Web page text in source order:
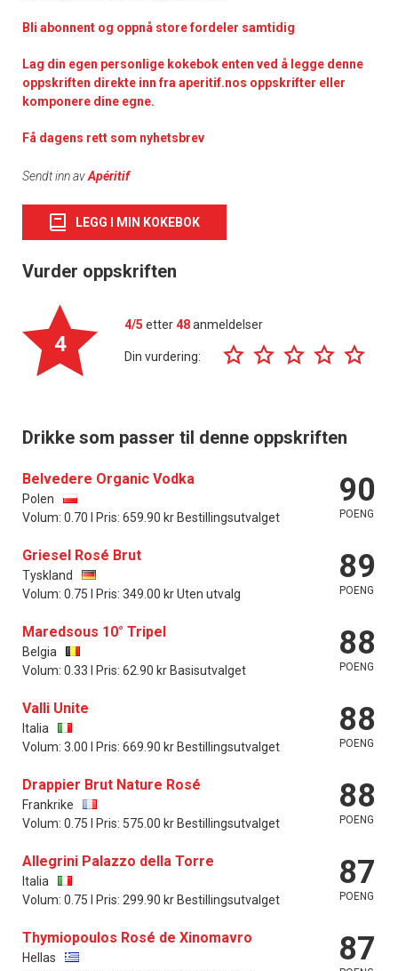
Bli abonnent og oppnå store fordeler samtidig
Lag din egen personlige kokebok enten ved å legge denne
oppskriften direkte inn fra aperitif.nos oppskrifter eller
komponere dine egne.
Få dagens rett som nyhetsbrev
Sendt inn avApéritif
LEGG I MIN KOKEBOK
Vurder oppskriften
4
4/5 etter48anmeldelser
Din vurdering:
Drikke som passer til denne oppskriften
Belvedere Organic Vodka
Polen
Volum: 0.70 l Pris: 659.90 kr Bestillingsutvalget
90
POENG
Griesel Rosé Brut
Tyskland
Volum: 0.75 l Pris: 349.00 kr Uten utvalg
89
POENG
Maredsous 10° Tripel
Belgia
Volum: 0.33 l Pris: 62.90 kr Basisutvalget
88
POENG
Valli Unite
Italia
Volum: 3.00 l Pris: 669.90 kr Bestillingsutvalget
88
POENG
Drappier Brut Nature Rosé
Frankrike
Volum: 0.75 l Pris: 575.00 kr Bestillingsutvalget
88
POENG
Allegrini Palazzo della Torre
Italia
Volum: 0.75 l Pris: 299.90 kr Bestillingsutvalget
87
POENG
Thymiopoulos Rosé de Xinomavro
Hellas
87